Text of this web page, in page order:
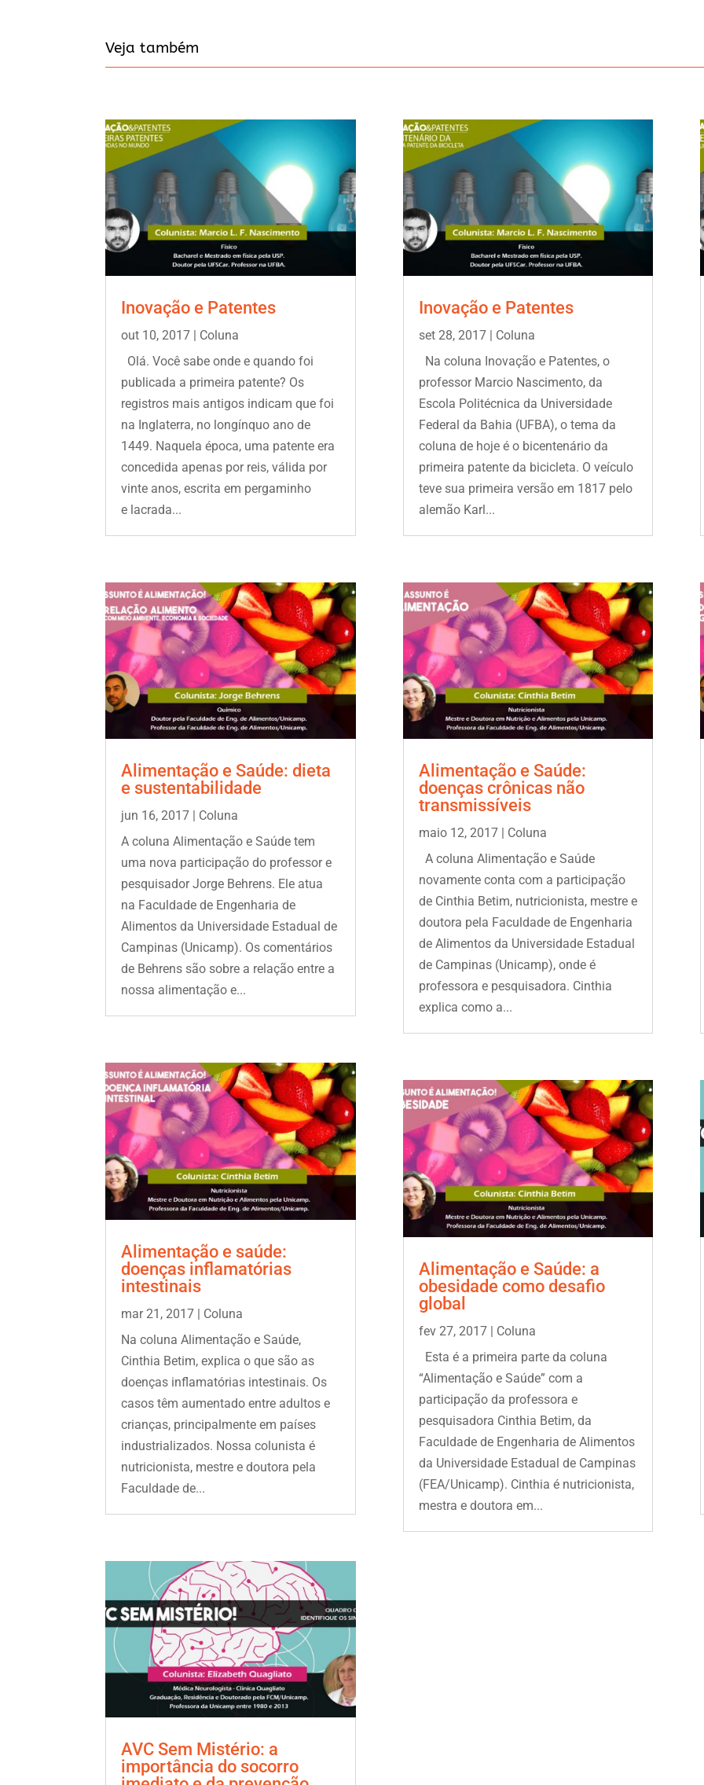
Veja também
Inovação e Patentes
out 10, 2017 | Coluna
Olá. Você sabe onde e quando foi
publicada a primeira patente? Os
registros mais antigos indicam que foi
na Inglaterra, no longínquo ano de
1449. Naquela época, uma patente era
concedida apenas por reis, válida por
vinte anos, escrita em pergaminho
e lacrada...
Alimentação e Saúde: dieta
e sustentabilidade
jun 16, 2017
Coluna
A coluna Alimentação e Saúde tem
uma nova participação do professor e
pesquisador Jorge Behrens. Ele atua
na Faculdade de Engenharia de
Alimentos da Universidade Estadual de
Campinas (Unicamp). Os comentários
de Behrens são sobre a relação entre a
nossa alimentação e...
Alimentação e saúde:
doenças inflamatórias
intestinais
mar 21, 2017 | Coluna
Na coluna Alimentação e Saúde,
Cinthia Betim, explica o que são as
doenças inflamatórias intestinais. Os
casos têm aumentado entre adultos e
crianças, principalmente em países
industrializados. Nossa colunista é
nutricionista, mestre e doutora pela
Faculdade de...
AVC Sem Mistério: a
importância do socorro
Inovação e Patentes
set 28, 2017| Coluna
Na coluna Inovação e Patentes, o
professor Marcio Nascimento, da
Escola Politécnica da Universidade
Federal da Bahia (UFBA), o tema da
coluna de hoje é o bicentenário da
primeira patente da bicicleta. O veículo
teve sua primeira versão em 1817 pelo
alemão Karl...
Alimentação e Saúde:
doenças crônicas não
transmissíveis
maio 12, 2017| Coluna
A coluna Alimentação e Saúde
novamente conta com a participação
de Cinthia Betim, nutricionista, mestre e
doutora pela Faculdade de Engenharia
de Alimentos da Universidade Estadual
de Campinas (Unicamp), onde é
professora e pesquisadora. Cinthia
explica como a...
Alimentação e Saúde: a
obesidade como desafio
global
fev 27, 2017| Coluna
Esta é a primeira parte da coluna
“Alimentação e Saúde” com a
participação da professora e
pesquisadora Cinthia Betim, da
Faculdade de Engenharia de Alimentos
da Universidade Estadual de Campinas
(FEA/Unicamp). Cinthia é nutricionista,
mestra e doutora em...